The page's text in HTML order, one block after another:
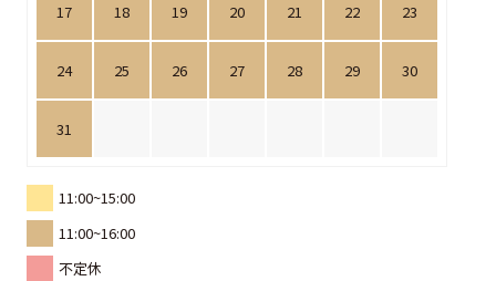
17 18 19 20 21 22 23
24 25 26 27 28 29 30
31
11:00~15:00
11:00~16:00
不定休